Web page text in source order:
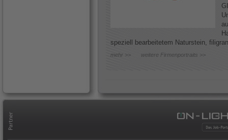
speziell bearbeitetem Naturstein,
mehr >> weitere Firmenportraits >>